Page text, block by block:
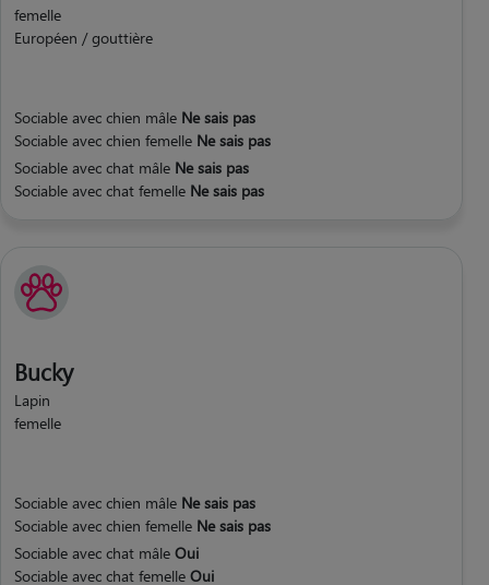
femelle
Européen / gouttière
Sociable avec chien mâle Ne sais pas
Sociable avec chien femelle Ne sais pas
Sociable avec chat mâle Ne sais pas
Sociable avec chat femelle Ne sais pas
Bucky
Lapin
femelle
Sociable avec chien mâle Ne sais pas
Sociable avec chien femelle Ne sais pas
Sociable avec chat mâle Oui
Sociable avec chat femelle Oui